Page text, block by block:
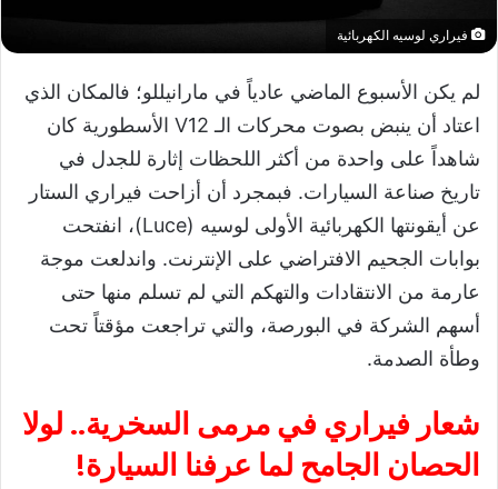
فيراري لوسيه الكهربائية
​​لم يكن الأسبوع الماضي عادياً في مارانيللو؛ فالمكان الذي
اعتاد أن ينبض بصوت محركات الـ V12 الأسطورية كان
شاهداً على واحدة من أكثر اللحظات إثارة للجدل في
تاريخ صناعة السيارات. فبمجرد أن أزاحت فيراري الستار
عن أيقونتها الكهربائية الأولى لوسيه (Luce)، انفتحت
بوابات الجحيم الافتراضي على الإنترنت. واندلعت موجة
عارمة من الانتقادات والتهكم التي لم تسلم منها حتى
أسهم الشركة في البورصة، والتي تراجعت مؤقتاً تحت
وطأة الصدمة.
شعار فيراري في مرمى السخرية.. لولا
الحصان الجامح لما عرفنا السيارة!